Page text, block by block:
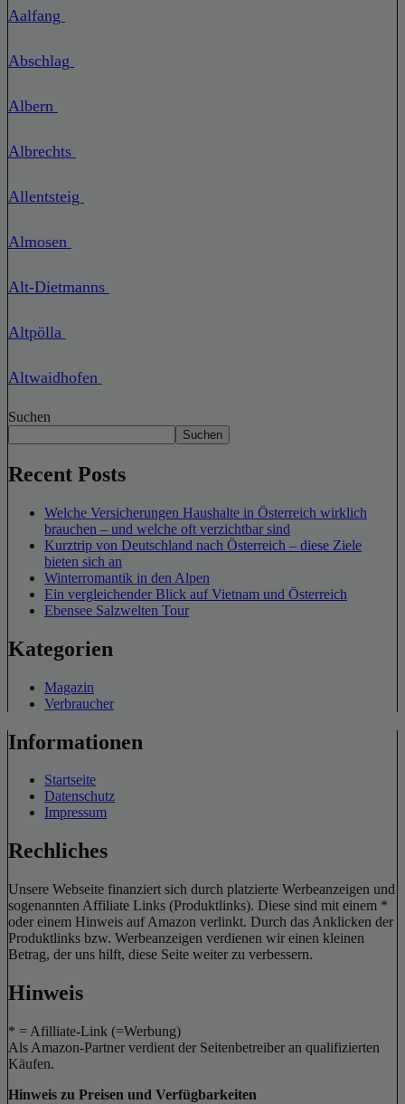
Aalfang
Abschlag
Albern
Albrechts
Allentsteig
Almosen
Alt-Dietmanns
Altpölla
Altwaidhofen
Suchen
Suchen
Recent Posts
Welche Versicherungen Haushalte in Österreich wirklich
brauchen – und welche oft verzichtbar sind
Kurztrip von Deutschland nach Österreich – diese Ziele
bieten sich an
Winterromantik in den Alpen
Ein vergleichender Blick auf Vietnam und Österreich
Ebensee Salzwelten Tour
Kategorien
Magazin
Verbraucher
Informationen
Startseite
Datenschutz
Impressum
Rechliches
Unsere Webseite finanziert sich durch platzierte Werbeanzeigen und
sogenannten Affiliate Links (Produktlinks). Diese sind mit einem *
oder einem Hinweis auf Amazon verlinkt. Durch das Anklicken der
Produktlinks bzw. Werbeanzeigen verdienen wir einen kleinen
Betrag, der uns hilft, diese Seite weiter zu verbessern.
Hinweis
* = Afilliate-Link (=Werbung)
Als Amazon-Partner verdient der Seitenbetreiber an qualifizierten
Käufen.
Hinweis zu Preisen und Verfügbarkeiten